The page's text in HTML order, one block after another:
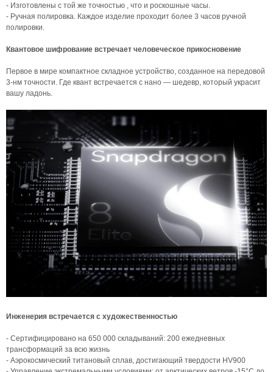
- Изготовлены с той же точностью , что и роскошные часы.
- Ручная полировка. Каждое изделие проходит более 3 часов ручной
полировки.
Квантовое шифрование встречает человеческое прикосновение
Первое в мире компактное складное устройство, созданное на передовой
3-нм точности. Где квант встречается с нано — шедевр, который украсит
вашу ладонь.
Инженерия встречается с художественностью
- Сертифицировано на 650 000 складываний: 200 ежедневных
трансформаций за всю жизнь
- Аэрокосмический титановый сплав, достигающий твердости HV900